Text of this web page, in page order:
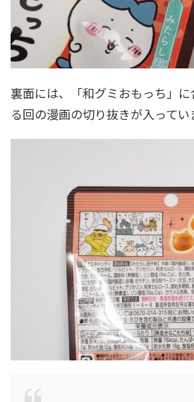
裏面には、「和グミおもっち」
る回の漫画の切り抜きが入ってい